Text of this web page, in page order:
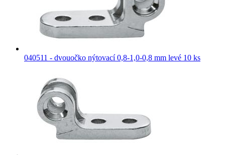
040511 - dvouočko nýtovací 0,8-1,0-0,8 mm levé 10 ks